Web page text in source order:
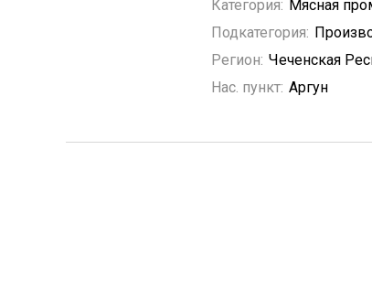
Категория: Мясная
Подкатегория:
Регион: Чеченская
Нас. пункт: Аргун